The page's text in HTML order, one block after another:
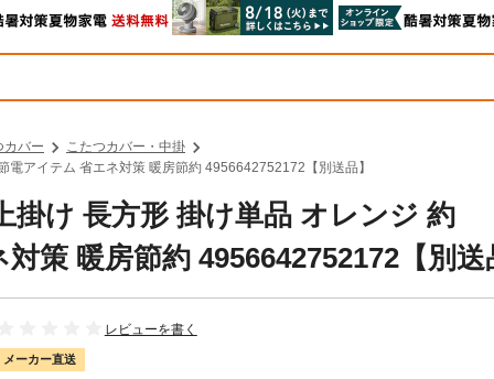
カバー
こたつカバー・中掛
アイテム 省エネ対策 暖房節約 4956642752172【別送品】
け 長方形 掛け単品 オレンジ 約
策 暖房節約 4956642752172【別送
レビューを書く
メーカー直送